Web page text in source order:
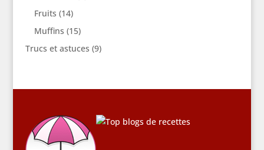
Fruits (14)
Muffins (15)
Trucs et astuces (9)